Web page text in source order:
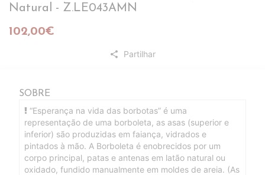
Natural - Z.LE043AMN
102,00€
share Partilhar
SOBRE
“Esperança na vida das borbotas” é uma
representação de uma borboleta, as asas (superior e
inferior) são produzidas em faiança, vidrados e
pintados à mão. A Borboleta é enobrecidos por um
corpo principal, patas e antenas em latão natural ou
oxidado, fundido manualmente em moldes de areia. (As